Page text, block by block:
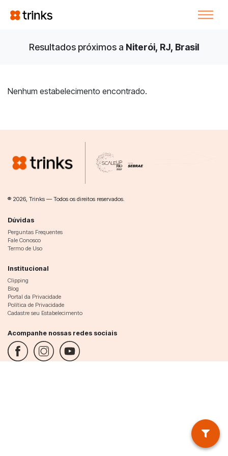
Resultados próximos a Niterói, RJ, Brasil
Nenhum estabelecimento encontrado.
® 2026, Trinks — Todos os direitos reservados.
Dúvidas
Perguntas Frequentes
Fale Conosco
Termo de Uso
Institucional
Clipping
Blog
Portal da Privacidade
Política de Privacidade
Cadastre seu Estabelecimento
Acompanhe nossas redes sociais